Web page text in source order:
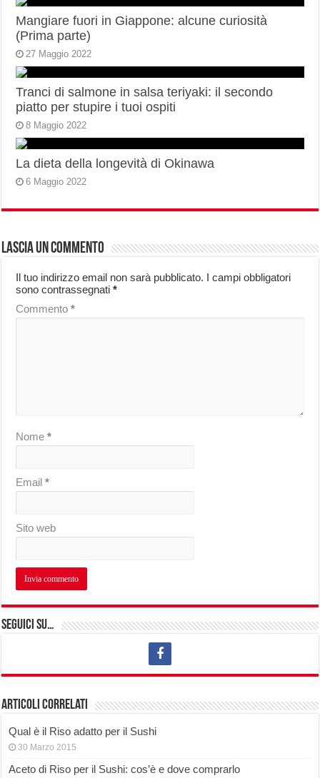
Mangiare fuori in Giappone: alcune curiosità
(Prima parte)
27 Maggio 2022
Tranci di salmone in salsa teriyaki: il secondo
piatto per stupire i tuoi ospiti
8 Maggio 2022
La dieta della longevità di Okinawa
6 Maggio 2022
Lascia un commento
Il tuo indirizzo email non sarà pubblicato. I campi obbligatori
sono contrassegnati*
Commento*
Nome*
Email*
Sito web
Seguici su…
Articoli correlati
Qual è il Riso adatto per il Sushi
30 Marzo 2015
Aceto di Riso per il Sushi: cos’è e dove comprarlo